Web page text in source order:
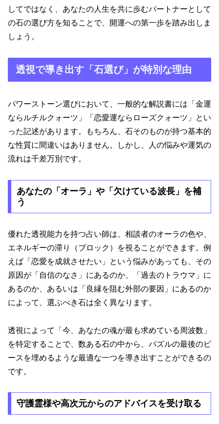
してではなく、あなたの人生を共に歩むパートナーとして
の石の選び方を知ることで、開運への第一歩を踏み出しま
しょう。
透視で導き出す「石選び」が特別な理由
パワーストーン選びにおいて、一般的な解説書には「金運
ならルチルクォーツ」「恋愛運ならローズクォーツ」とい
った記述があります。もちろん、石そのものが持つ基本的
な性質に間違いはありません。しかし、人の悩みや運気の
流れは千差万別です。
あなたの「オーラ」や「欠けている波長」を補
う
優れた透視能力を持つ占い師は、相談者のオーラの色や、
エネルギーの滞り（ブロック）を視ることができます。例
えば「恋愛を成就させたい」という悩みがあっても、その
原因が「自信のなさ」にあるのか、「過去のトラウマ」に
あるのか、あるいは「良縁を阻む外部の要因」にあるのか
によって、選ぶべき石は全く異なります。
透視によって「今、あなたの魂が最も求めている周波数」
を特定することで、数ある石の中から、パズルの最後のピ
ースを埋めるような最適な一つを導き出すことができるの
です。
守護霊様や高次元からのアドバイスを受け取る